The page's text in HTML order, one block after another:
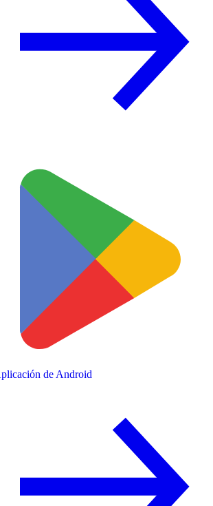
de Android